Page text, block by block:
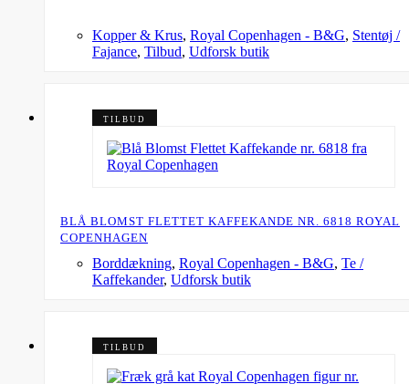
Kopper & Krus, Royal Copenhagen - B&G, Stentøj /
Fajance, Tilbud, Udforsk butik
TILBUD
BLÅ BLOMST FLETTET KAFFEKANDE NR. 6818 ROYAL
COPENHAGEN
Borddækning, Royal Copenhagen - B&G, Te /
Kaffekander, Udforsk butik
TILBUD